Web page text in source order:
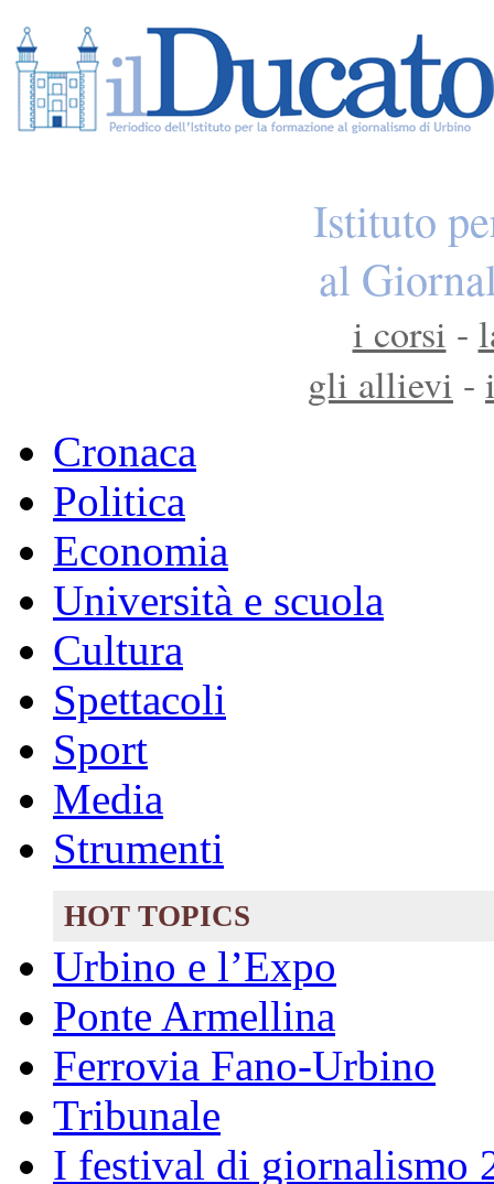
Istituto
al
i corsi -
gli allievi -
Cronaca
Politica
Economia
Università e scuola
Cultura
Spettacoli
Sport
Media
Strumenti
HOT TOPICS
Urbino e l’Expo
Ponte Armellina
Ferrovia Fano-Urbino
Tribunale
I festival di giornalismo